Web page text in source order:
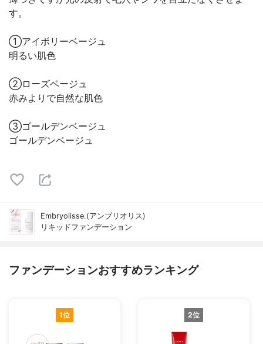
す。
①アイボリーベージュ
明るい肌色
②ローズベージュ
赤みよりで自然な肌色
③ゴールデンベージュ
ゴールデンベージュ
Embryolisse.(アンブリオリス)
リキッドファンデーション
ファンデーションおすすめランキング
1位 2位